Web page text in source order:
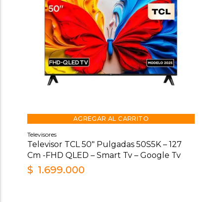
AGREGAR AL CARRITO
Televisores
Televisor TCL 50″ Pulgadas 50S5K – 127
Cm -FHD QLED – Smart Tv – Google Tv
$ 1.699.000